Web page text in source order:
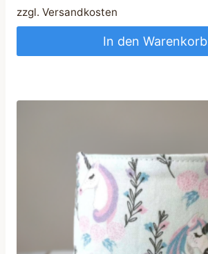
zzgl. Versandkosten
In den Warenkorb